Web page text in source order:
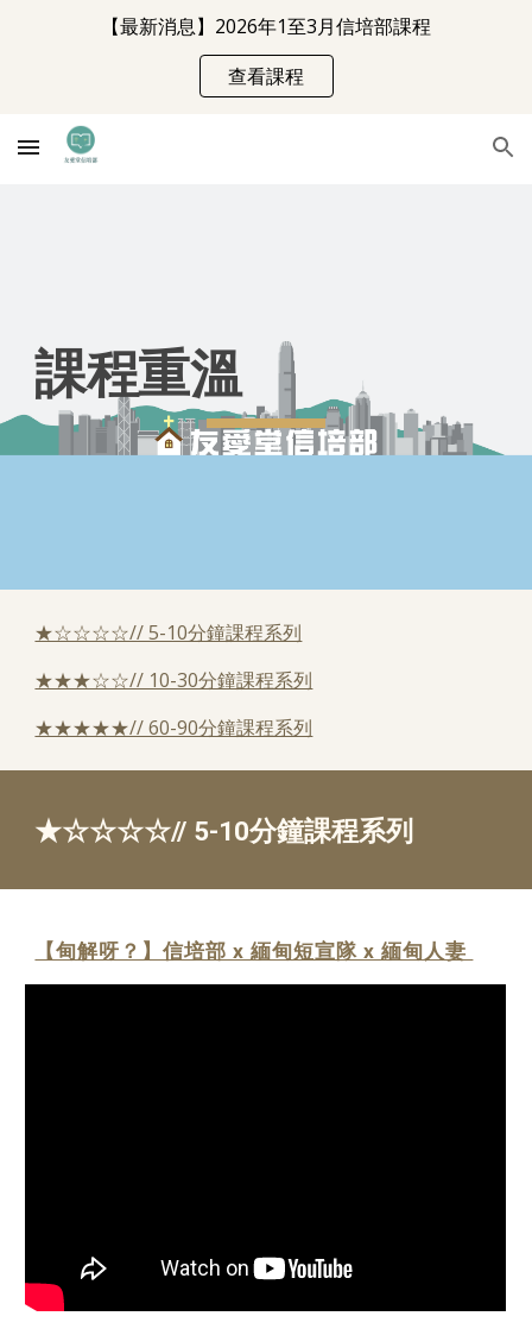
Skip to main content Skip to navigation
【最新消息】2026年1至3月信培部課程
查看課程
課程重溫
★☆☆☆☆// 5-10分鐘課程系列
★★★☆☆// 10-30分鐘課程系列
★★★★★// 60-90分鐘課程系列
★☆☆☆☆// 5-10分鐘課程系列
【甸解呀？】信培部 x 緬甸短宣隊 x 緬甸人妻